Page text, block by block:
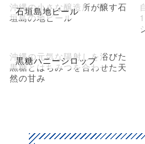
石垣島地ビール
沖縄の小さな醸造所が醸す石
垣島の地ビール
黒糖ハニーシロップ
沖縄の元気な陽射しを浴びた
黒糖とはちみつを合わせた天
然の甘み